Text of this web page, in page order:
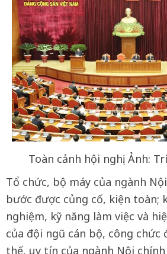
Toàn cảnh hội nghị. Ảnh:
Tổ chức, bộ máy của ngành
bước được củng cố, kiện toàn;
nghiệm, kỹ năng làm việc và
của đội ngũ cán bộ, công chức
thế, uy tín của ngành Nội